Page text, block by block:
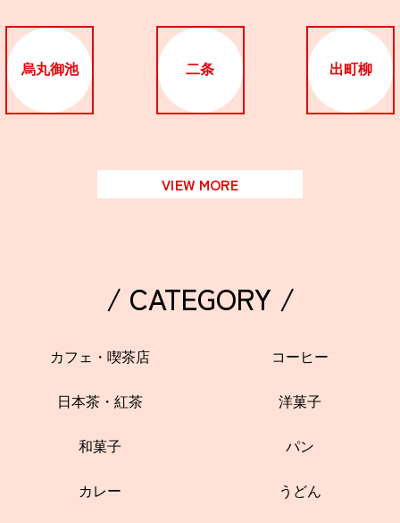
烏丸御池 二条 出町柳
VIEW MORE
/ CATEGORY /
カフェ・喫茶店 コーヒー
日本茶・紅茶 洋菓子
和菓子 パン
カレー うどん